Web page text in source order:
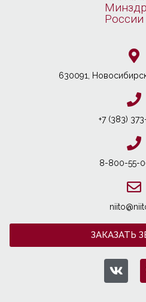
России
630091,
+7 (383)
8-800-55-
ЗАКАЗАТЬ